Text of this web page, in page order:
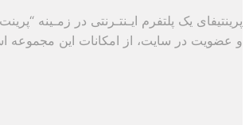
پرینتیفای یک پلتفرم ایـنتـرنتی در زمـینه
و عضویت در سایت، از امکانات این مجموعه